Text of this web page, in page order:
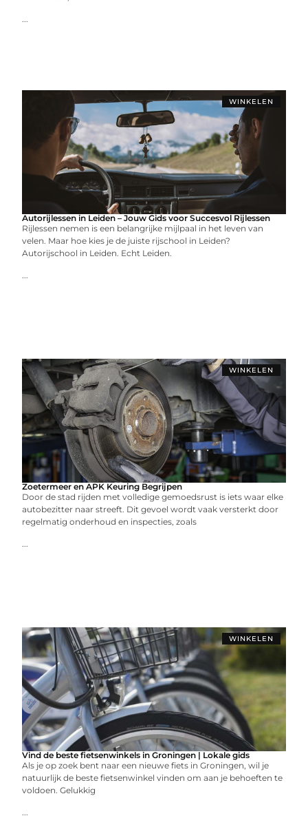
...
WINKELEN
Autorijlessen in Leiden – Jouw Gids voor Succesvol Rijlessen
Rijlessen nemen is een belangrijke mijlpaal in het leven van
velen. Maar hoe kies je de juiste rijschool in Leiden?
Autorijschool in Leiden. Echt Leiden.
...
WINKELEN
Zoetermeer en APK Keuring Begrijpen
Door de stad rijden met volledige gemoedsrust is iets waar elke
autobezitter naar streeft. Dit gevoel wordt vaak versterkt door
regelmatig onderhoud en inspecties, zoals
...
WINKELEN
Vind de beste fietsenwinkels in Groningen | Lokale gids
Als je op zoek bent naar een nieuwe fiets in Groningen, wil je
natuurlijk de beste fietsenwinkel vinden om aan je behoeften te
voldoen. Gelukkig
...